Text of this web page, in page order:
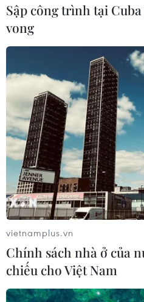
Sập công trình tại
vong
vietnamplus.vn
Chính sách nhà ở của
chiếu cho Việt Nam